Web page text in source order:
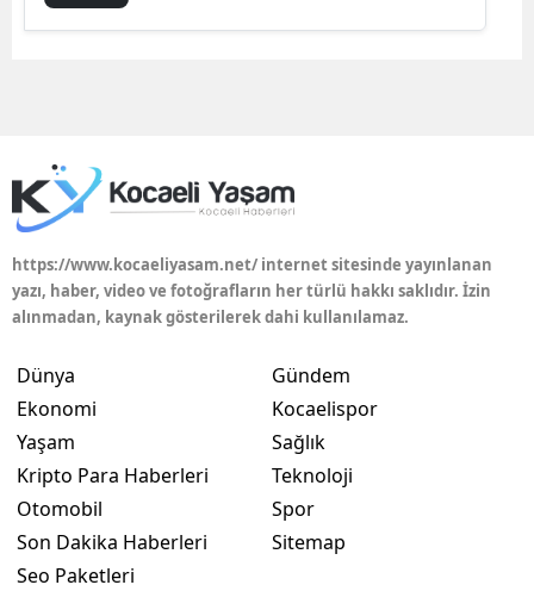
Erzurum
Eskişehir
Giresun
https://www.kocaeliyasam.net/ internet sitesinde yayınlanan
yazı, haber, video ve fotoğrafların her türlü hakkı saklıdır. İzin
alınmadan, kaynak gösterilerek dahi kullanılamaz.
Dünya
Ekonomi
Yaşam
Kripto Para Haberleri
Otomobil
Son Dakika Haberleri
Seo Paketleri
Gündem
Kocaelispor
Sağlık
Teknoloji
Spor
Sitemap